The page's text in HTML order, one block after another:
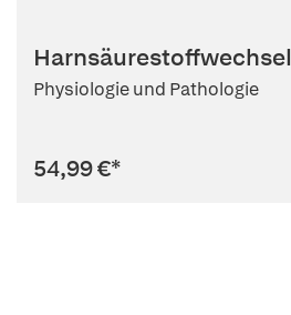
Harnsäurestoffwechsel
Physiologie und Pathologie
54,99 €*